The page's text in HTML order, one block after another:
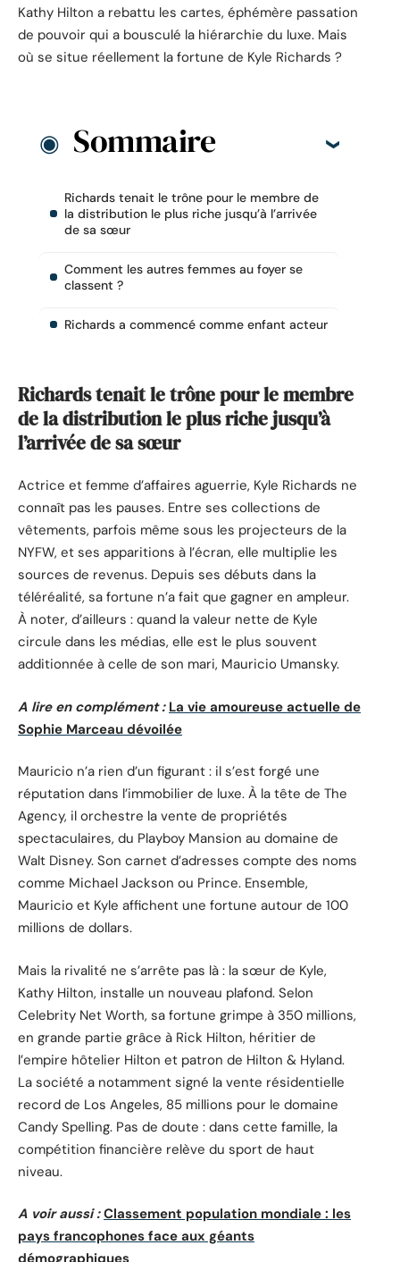
Kathy Hilton a rebattu les cartes, éphémère passation
de pouvoir qui a bousculé la hiérarchie du luxe. Mais
où se situe réellement la fortune de Kyle Richards ?
Sommaire
Richards tenait le trône pour le membre de
la distribution le plus riche jusqu’à l’arrivée
de sa sœur
Comment les autres femmes au foyer se
classent ?
Richards a commencé comme enfant acteur
Richards tenait le trône pour le membre
de la distribution le plus riche jusqu’à
l’arrivée de sa sœur
Actrice et femme d’affaires aguerrie, Kyle Richards ne
connaît pas les pauses. Entre ses collections de
vêtements, parfois même sous les projecteurs de la
NYFW, et ses apparitions à l’écran, elle multiplie les
sources de revenus. Depuis ses débuts dans la
téléréalité, sa fortune n’a fait que gagner en ampleur.
À noter, d’ailleurs : quand la valeur nette de Kyle
circule dans les médias, elle est le plus souvent
additionnée à celle de son mari, Mauricio Umansky.
A lire en complément : La vie amoureuse actuelle de
Sophie Marceau dévoilée
Mauricio n’a rien d’un figurant : il s’est forgé une
réputation dans l’immobilier de luxe. À la tête de The
Agency, il orchestre la vente de propriétés
spectaculaires, du Playboy Mansion au domaine de
Walt Disney. Son carnet d’adresses compte des noms
comme Michael Jackson ou Prince. Ensemble,
Mauricio et Kyle affichent une fortune autour de 100
millions de dollars.
Mais la rivalité ne s’arrête pas là : la sœur de Kyle,
Kathy Hilton, installe un nouveau plafond. Selon
Celebrity Net Worth, sa fortune grimpe à 350 millions,
en grande partie grâce à Rick Hilton, héritier de
l’empire hôtelier Hilton et patron de Hilton & Hyland.
La société a notamment signé la vente résidentielle
record de Los Angeles, 85 millions pour le domaine
Candy Spelling. Pas de doute : dans cette famille, la
compétition financière relève du sport de haut
niveau.
A voir aussi : Classement population mondiale : les
pays francophones face aux géants